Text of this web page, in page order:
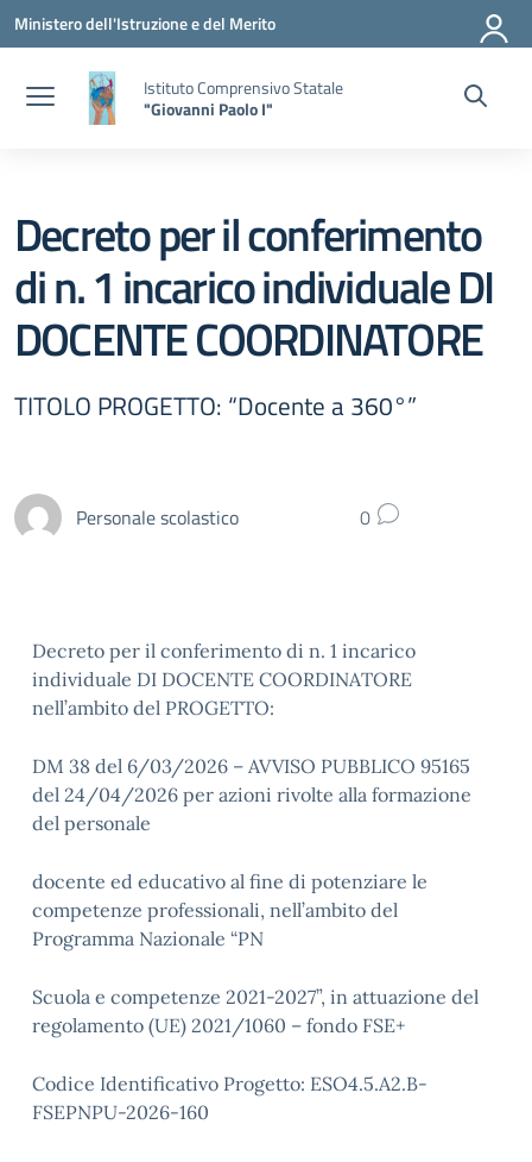
Vai ai contenuti
Vai al menu di navigazione
Vai al footer
Ministero dell'Istruzione e del Merito
Istituto Comprensivo Statale
"Giovanni Paolo I"
Decreto per il conferimento
di n. 1 incarico individuale DI
DOCENTE COORDINATORE
TITOLO PROGETTO: “Docente a 360°”
Personale scolastico 0
Decreto per il conferimento di n. 1 incarico
individuale DI DOCENTE COORDINATORE
nell’ambito del PROGETTO:
DM 38 del 6/03/2026 – AVVISO PUBBLICO 95165
del 24/04/2026 per azioni rivolte alla formazione
del personale
docente ed educativo al fine di potenziare le
competenze professionali, nell’ambito del
Programma Nazionale “PN
Scuola e competenze 2021-2027”, in attuazione del
regolamento (UE) 2021/1060 – fondo FSE+
Codice Identificativo Progetto: ESO4.5.A2.B-
FSEPNPU-2026-160